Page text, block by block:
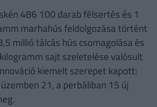
486 100 darab félsertés és 1
marhahús feldolgozása történt
millió tálcás hús csomagolása és
sajt szeletelése valósult
kiemelt szerepet kapott:
21, a perbáliban 15 új